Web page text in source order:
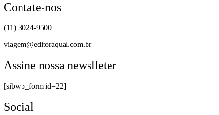
Contate-nos
(11) 3024-9500
viagem@editoraqual.com.br
Assine nossa newslleter
[sibwp_form id=22]
Social